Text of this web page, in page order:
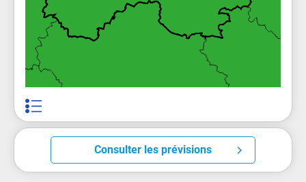
Consulter les prévisions